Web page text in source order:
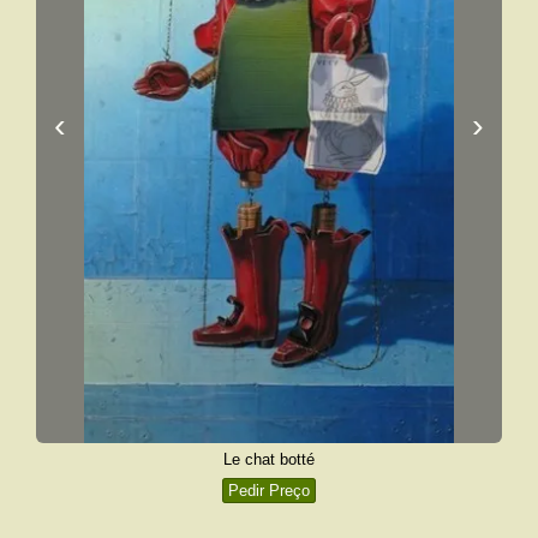
‹ ›
Le chat botté
Pedir Preço